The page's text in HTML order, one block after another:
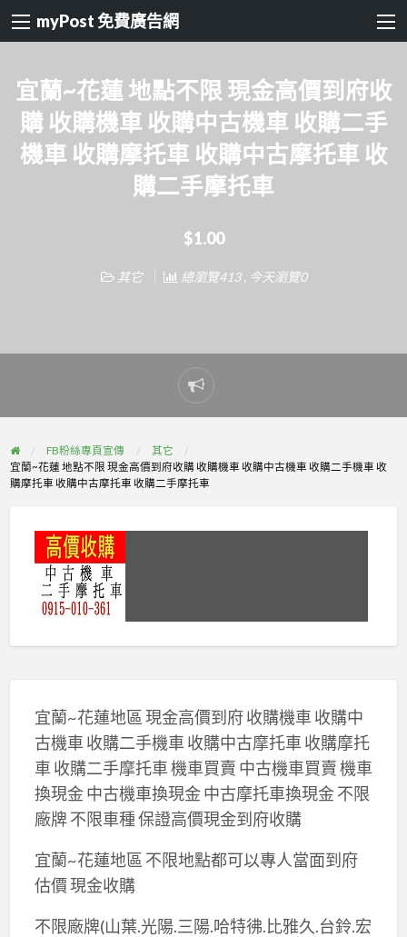
myPost 免費廣告網
宜蘭~花蓮 地點不限 現金高價到府收
購 收購機車 收購中古機車 收購二手
機車 收購摩托車 收購中古摩托車 收
購二手摩托車
$1.00
其它 總瀏覽413 , 今天瀏覽0
Report
problem
FB粉絲專頁宣傳
其它
宜蘭~花蓮 地點不限 現金高價到府收購 收購機車 收購中古機車 收購二手機車 收
購摩托車 收購中古摩托車 收購二手摩托車
宜蘭~花蓮地區 現金高價到府 收購機車 收購中
古機車 收購二手機車 收購中古摩托車 收購摩托
車 收購二手摩托車 機車買賣 中古機車買賣 機車
換現金 中古機車換現金 中古摩托車換現金 不限
廠牌 不限車種 保證高價現金到府收購
宜蘭~花蓮地區 不限地點都可以專人當面到府
估價 現金收購
不限廠牌(山葉.光陽.三陽.哈特彿.比雅久.台鈴.宏